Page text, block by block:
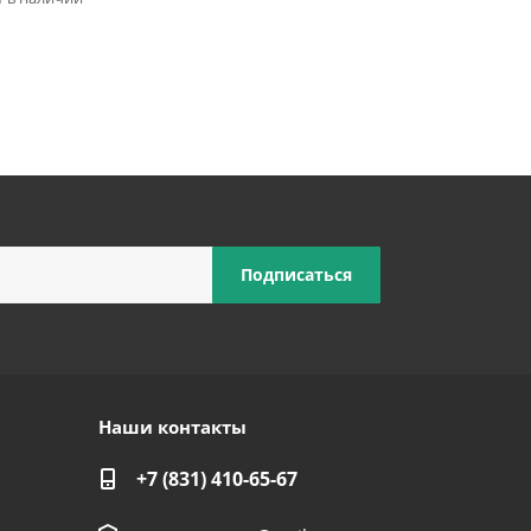
Наши контакты
+7 (831) 410-65-67